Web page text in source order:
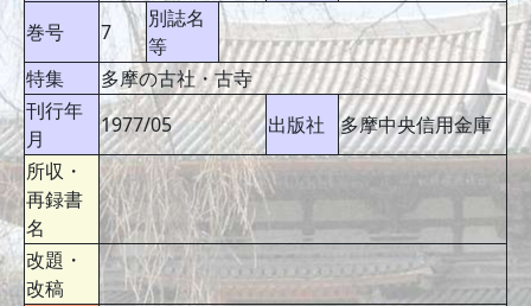
巻号 7
別誌名
等
特集
多摩の古社・古寺
刊行年
月
1977/05 出版社
多摩中央信用金庫
所収・
再録書
名
改題・
改稿